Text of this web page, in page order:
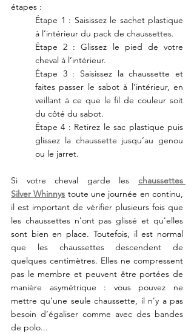
étapes :
Étape 1 : Saisissez le sachet plastique
à l’intérieur du pack de chaussettes.
Étape 2 : Glissez le pied de votre
cheval à l’intérieur.
Étape 3 : Saisissez la chaussette et
faites passer le sabot à l’intérieur, en
veillant à ce que le fil de couleur soit
du côté du sabot.
Étape 4 : Retirez le sac plastique puis
glissez la chaussette jusqu’au genou
ou le jarret.
Si votre cheval garde les chaussettes
Silver Whinnys toute une journée en continu,
il est important de vérifier plusieurs fois que
les chaussettes n’ont pas glissé et qu'elles
sont bien en place. Toutefois, il est normal
que les chaussettes descendent de
quelques centimètres. Elles ne compressent
pas le membre et peuvent être portées de
manière asymétrique : vous pouvez ne
mettre qu’une seule chaussette, il n’y a pas
besoin d’égaliser comme avec des bandes
de polo...